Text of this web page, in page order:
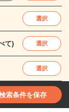
選択
て) 選択
選択
索条件を保存